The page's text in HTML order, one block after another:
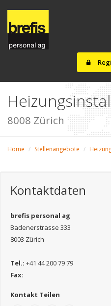
8008 Zürich
Home Stellenangebote
Kontaktdaten
brefis personal ag
Badenerstrasse 333
8003 Zürich
Tel.: +41 44 200 79 79
Fax:
Kontakt Teilen